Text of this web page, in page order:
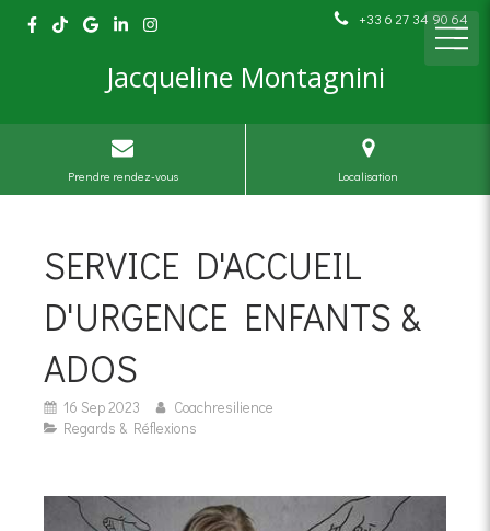
+33 6 27 34 90 64
Jacqueline Montagnini
Prendre rendez-vous Localisation
SERVICE D'ACCUEIL
D'URGENCE ENFANTS &
ADOS
16 Sep 2023
Coachresilience
Regards & Réflexions